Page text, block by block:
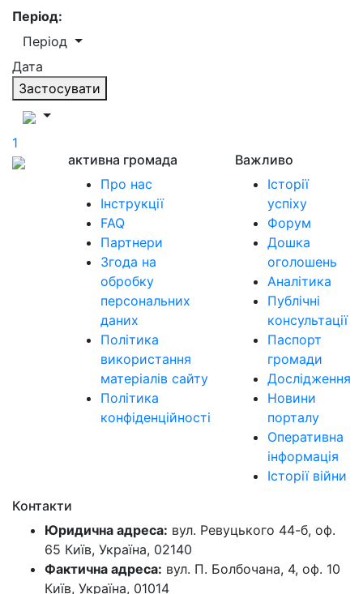
Період:
Період
Дата
Застосувати
1
активна громада
Про нас
Інструкції
FAQ
Партнери
Згода на
обробку
персональних
даних
Політика
використання
матеріалів сайту
Політика
конфіденційності
Важливо
Історії
успіху
Форум
Дошка
оголошень
Аналітика
Публічні
консультації
Паспорт
громади
Дослідження
Новини
порталу
Оперативна
інформація
Історії війни
Контакти
Юридична адреса: вул. Ревуцького 44-б, оф.
65 Київ, Україна, 02140
Фактична адреса: вул. П. Болбочана, 4, оф. 10
Київ, Україна, 01014